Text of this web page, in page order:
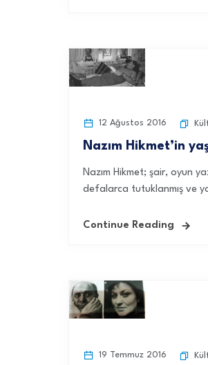
12 Ağustos 2016
Nazım Hikmet’in
Nazım Hikmet; şair, oyun
defalarca tutuklanmış ve
Continue Reading
19 Temmuz 2016